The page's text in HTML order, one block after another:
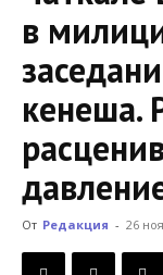
Новости
Кыргызстана
в
кенеша.
От Редакция - 26